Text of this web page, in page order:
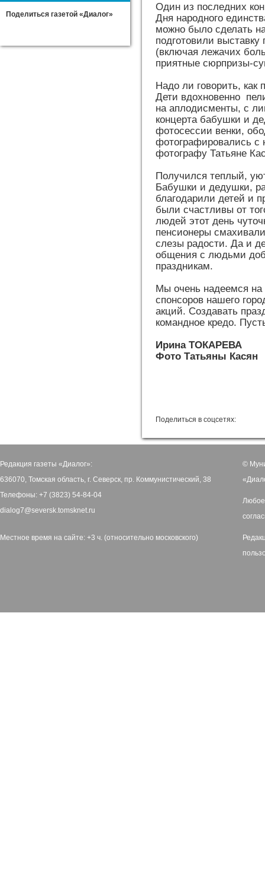
Поделиться газетой «Диалог»
Один из последних
Дня народного
можно было сделать
подготовили
(включая лежачих
приятные сюрпризы-
Надо ли говорить, как
Дети вдохновенно
на аплодисменты, с
концерта бабушки и
фотосессии венки,
фотографировались
фотографу Татьяне
Получился теплый,
Бабушки и дедушки,
благодарили детей и
были счастливы от
людей этот день
пенсионеры
слезы радости. Да и
общения с людьми
праздникам.
Мы очень надеемся на
спонсоров нашего
акций. Создавать
командное кредо.
Ирина ТОКАРЕВА
Фото Татьяны Касян
Поделиться в соцсетях:
Редакция газеты «Диалог»:
636070, Томская область, г. Северск, пр. Коммунистический, 38
Телефоны: +7 (3823) 54-84-04
dialog7@seversk.tomsknet.ru
Местное время на сайте: +3 ч. (относительно московского)
©
Любое